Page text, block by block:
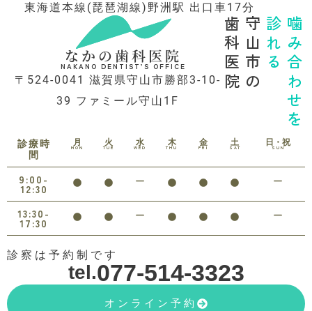
東海道本線(琵琶湖線)野洲駅 出口車17分
なかの歯科医院
NAKANO DENTIST’S OFFICE
〒524-0041 滋賀県守山市勝部3-10-
39 ファミール守山1F
噛み合わせを
診れる
守山市の
歯科医院
診療時
間
月
MON
火
TUE
水
WED
木
THU
金
FRI
土
SAT
日・祝
SUN
9:00-
12:30
13:30-
17:30
診察は予約制です
tel.077-514-3323
オンライン予約